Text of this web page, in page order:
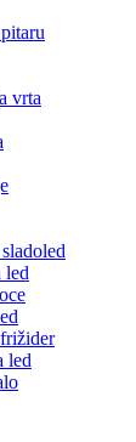
vrta
led
led